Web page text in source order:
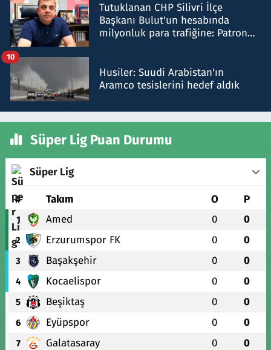
Tutuklanan CHP Silivri İlçe
Başkanı Bulut'un hesabında
milyonluk para trafiğine: Patron
Husiler: Suudi Arabistan'ın
Aramco tesislerini hedef aldık
10
Süper Lig Puan Durumu
Süper Lig
# Takım O P
1 Amed 0 0
2 Erzurumspor FK 0 0
3 Başakşehir 0 0
4 Kocaelispor 0 0
5 Beşiktaş 0 0
6 Eyüpspor 0 0
7 Galatasaray 0 0